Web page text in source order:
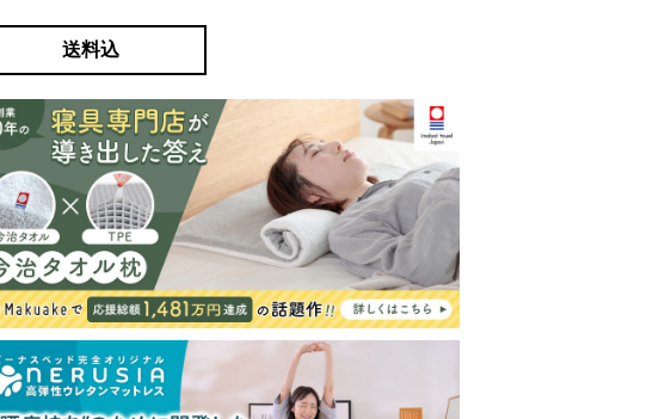
送料込